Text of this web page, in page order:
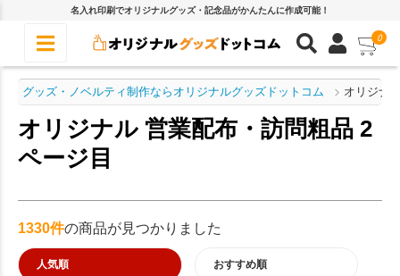
名入れ印刷でオリジナルグッズ・記念品がかんたんに作成可能！
0
グッズ・ノベルティ制作ならオリジナルグッズドットコム オリジナ
オリジナル 営業配布・訪問粗品 2
ページ目
1330件の商品が見つかりました
人気順 おすすめ順